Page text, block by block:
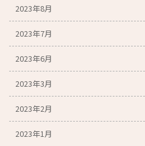
2023年8月
2023年7月
2023年6月
2023年3月
2023年2月
2023年1月